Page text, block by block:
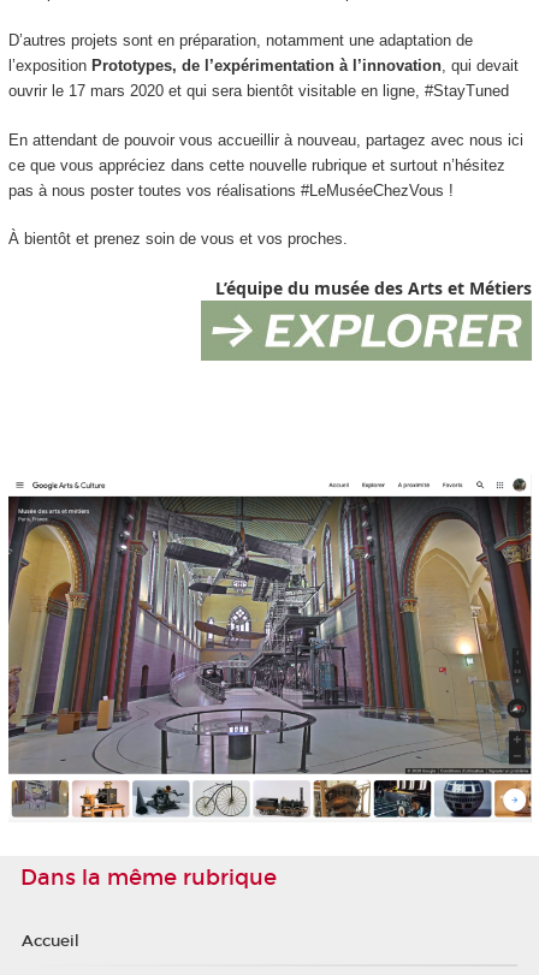
D’autres projets sont en préparation, notamment une adaptation de
l’expositionPrototypes, de l’expérimentation à l’innovation, qui devait
ouvrir le 17 mars 2020 et qui sera bientôt visitable en ligne, #StayTuned
En attendant de pouvoir vous accueillir à nouveau, partagez avec nous ici
ce que vous appréciez dans cette nouvelle rubrique et surtout n’hésitez
pas à nous poster toutes vos réalisations #LeMuséeChezVous !
À bientôt et prenez soin de vous et vos proches.
L’équipe du musée des Arts et Métiers
Dans la même rubrique
Accueil